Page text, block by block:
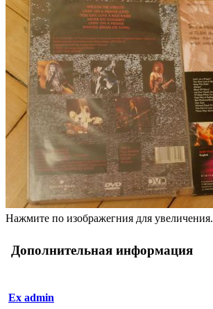
Нажмите по изображегния для увеличения.
Дополнительная информация
Ex admin